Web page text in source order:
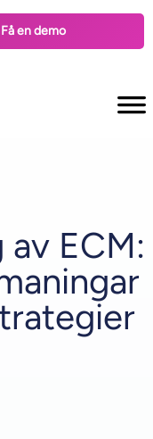
Få en demo
ECM: